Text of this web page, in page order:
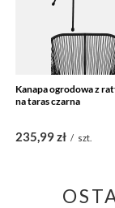
Kanapa ogrodowa z
na taras czarna
235,99 zł / szt.